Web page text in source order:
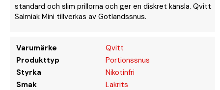
standard och slim prillorna och ger en diskret känsla. Qvitt
Salmiak Mini tillverkas av Gotlandssnus.
Varumärke
Qvitt
Produkttyp
Portionssnus
Styrka
Nikotinfri
Smak
Lakrits